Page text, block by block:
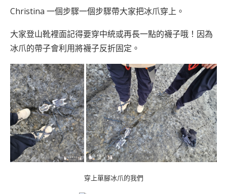
Christina 一個步驟一個步驟帶大家把冰爪穿上。
大家登山靴裡面記得要穿中統或再長一點的襪子哦！因為
冰爪的帶子會利用將襪子反折固定。
穿上單腳冰爪的我們